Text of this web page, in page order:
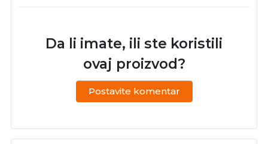
Da li imate, ili ste koristili
ovaj proizvod?
Postavite komentar